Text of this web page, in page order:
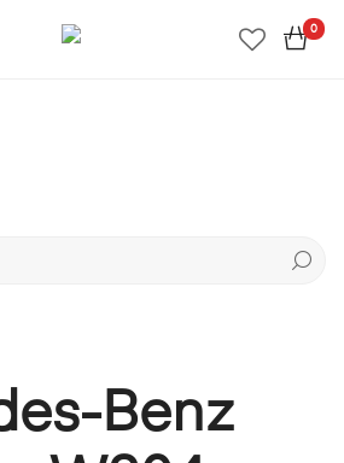
0
Benz